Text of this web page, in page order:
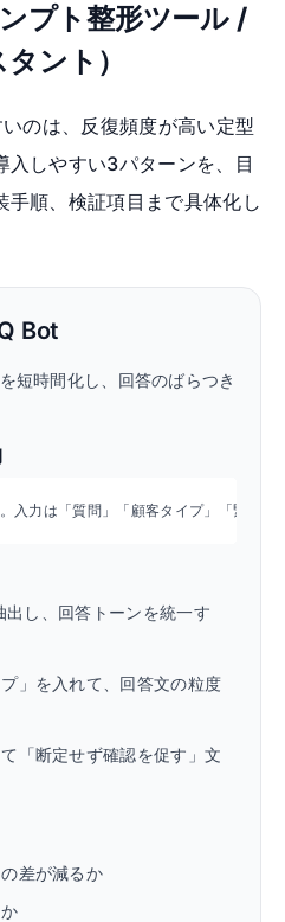
プト整形ツール /
ント）
のは、反復頻度が高い定型
入しやすい3パターンを、目
手順、検証項目まで具体化し
Bot
短時間化し、回答のばらつき
入力は「質問」「顧客タイプ」「緊急
し、回答トーンを統一す
」を入れて、回答文の粒度
「断定せず確認を促す」文
差が減るか